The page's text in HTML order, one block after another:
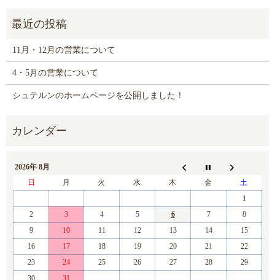
11月・12月の営業について
4・5月の営業について
シュテルンのホームページを公開しました！
2026年 8月
日
月 火 水 木 金
土
1
2
3 4 5 6 7
8
9
10 11 12 13 14
15
16
17 18 19 20 21
22
23
24 25 26 27 28
29
30
31